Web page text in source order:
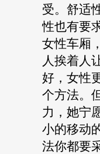
受。舒适
性也有要
女性车厢
人挨着人
好，女性
个方法。
力，她宁
小的移动
法你都要